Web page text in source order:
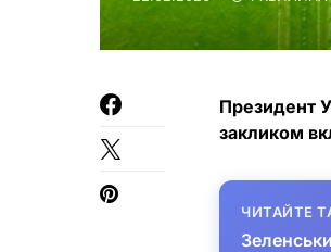
Президент
закликом
ЧИТАЙТЕ